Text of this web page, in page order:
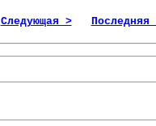
Следующая > Последняя